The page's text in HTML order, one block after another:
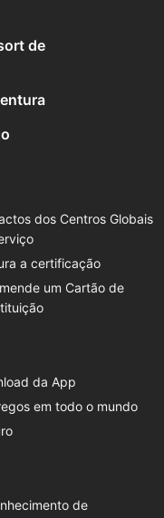
de
dos Centros Globais
a certificação
um Cartão de
da App
em todo o mundo
de